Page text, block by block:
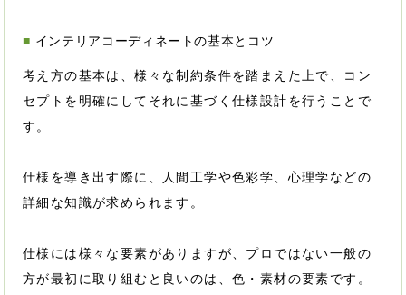
インテリアコーディネートの基本とコツ
考え方の基本は、様々な制約条件を踏まえた上で、コン
セプトを明確にしてそれに基づく仕様設計を行うことで
す。
仕様を導き出す際に、人間工学や色彩学、心理学などの
詳細な知識が求められます。
仕様には様々な要素がありますが、プロではない一般の
方が最初に取り組むと良いのは、色・素材の要素です。